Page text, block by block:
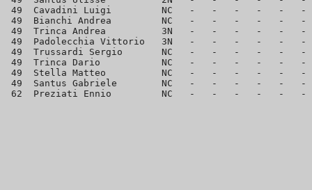
49  Cavadini Luigi         NC   -   -   -   -
49  Bianchi Andrea         NC   -   -   -   -
49  Trinca Andrea          3N   -   -   -   -
49  Padolecchia Vittorio   3N   -   -   -   -
49  Trussardi Sergio       NC   -   -   -   -
49  Trinca Dario           NC   -   -   -   -
49  Stella Matteo          NC   -   -   -   -
49  Santus Gabriele        NC   -   -   -   -